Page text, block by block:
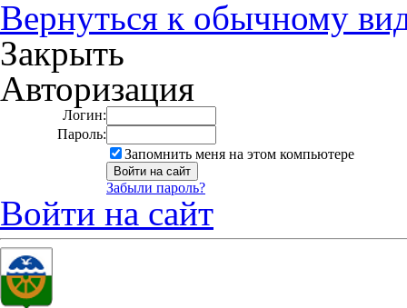
Вернуться к обычному
Закрыть
Авторизация
Логин:
Пароль:
Запомнить меня на этом компьютере
Забыли пароль?
Войти на сайт